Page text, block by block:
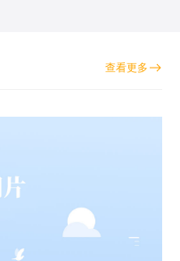
查看更多